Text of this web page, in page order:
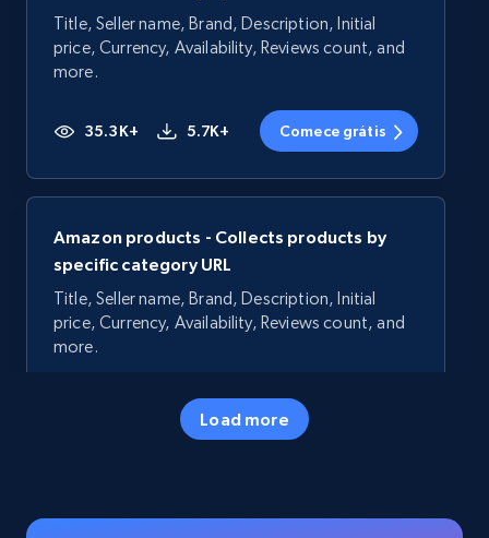
Title, Seller name, Brand, Description, Initial
price, Currency, Availability, Reviews count, and
more.
35.3K+ 5.7K+ Comece grátis
Amazon products - Collects products by
specific category URL
Title, Seller name, Brand, Description, Initial
price, Currency, Availability, Reviews count, and
more.
5.7K+ Comece grátis
Load more